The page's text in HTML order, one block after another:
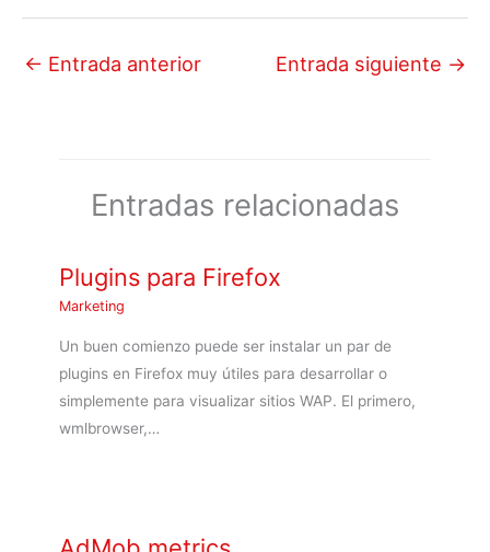
← Entrada anterior Entrada siguiente →
Entradas relacionadas
Plugins para Firefox
Marketing
Un buen comienzo puede ser instalar un par de
plugins en Firefox muy útiles para desarrollar o
simplemente para visualizar sitios WAP. El primero,
wmlbrowser,…